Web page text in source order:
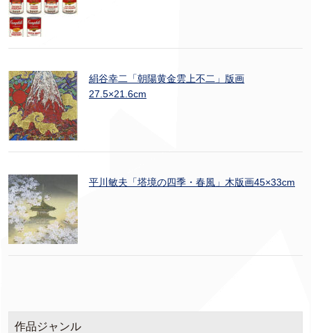
絹谷幸二「朝陽黄金雲上不二」版画
27.5×21.6cm
平川敏夫「塔境の四季・春風」木版画45×33cm
作品ジャンル